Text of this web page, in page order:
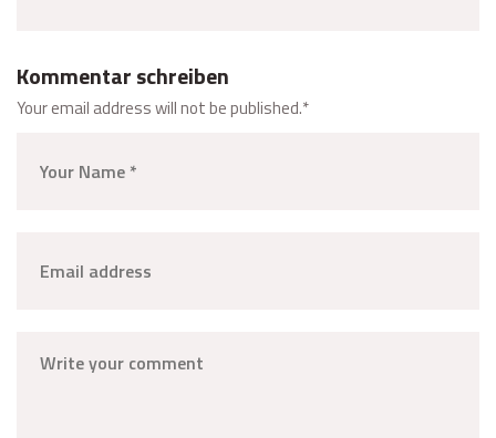
Kommentar schreiben
Your email address will not be published.*